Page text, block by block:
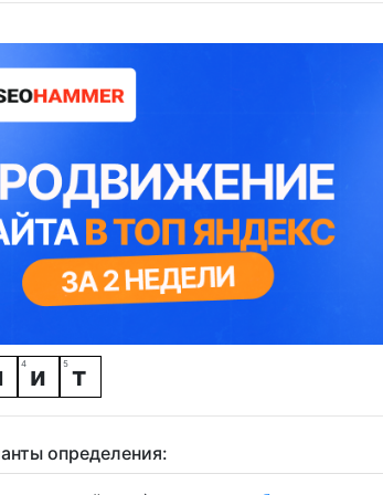
и т
определения: